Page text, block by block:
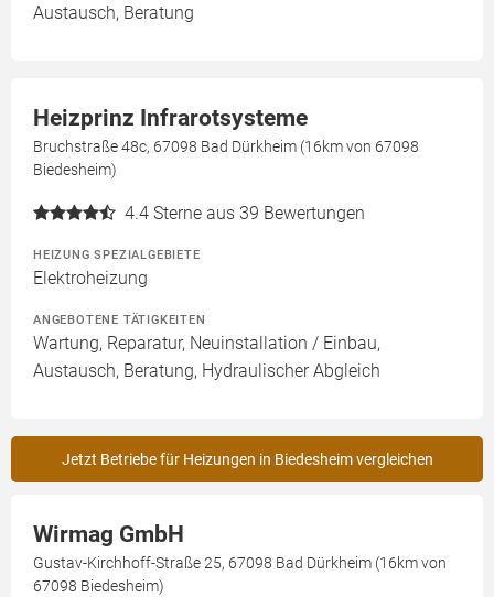
Austausch, Beratung
Heizprinz Infrarotsysteme
Bruchstraße 48c, 67098 Bad Dürkheim (16km von 67098
Biedesheim)
4.4 Sterne aus 39 Bewertungen
HEIZUNG SPEZIALGEBIETE
Elektroheizung
ANGEBOTENE TÄTIGKEITEN
Wartung, Reparatur, Neuinstallation / Einbau,
Austausch, Beratung, Hydraulischer Abgleich
Jetzt Betriebe für Heizungen in Biedesheim vergleichen
Wirmag GmbH
Gustav-Kirchhoff-Straße 25, 67098 Bad Dürkheim (16km von
67098 Biedesheim)